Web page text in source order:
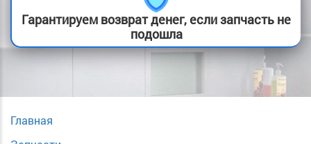
Гарантируем возврат денег, если запчасть не
подошла
Главная